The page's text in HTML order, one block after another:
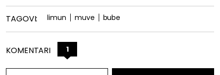
TAGOVI: limun muve bube
KOMENTARI 1